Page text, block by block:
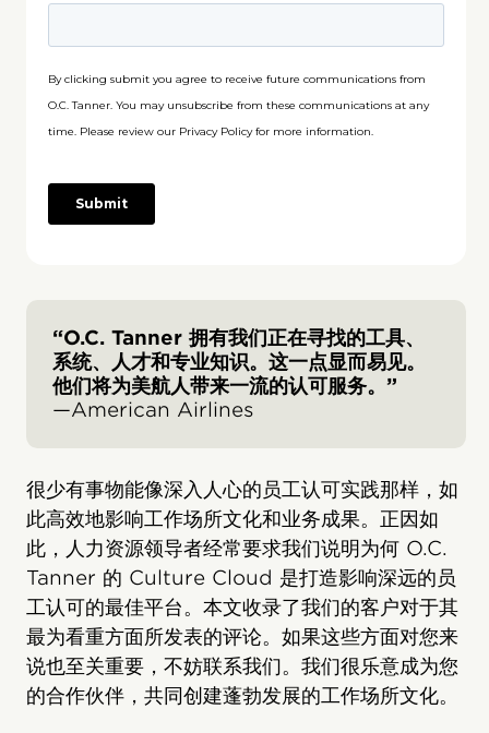
“O.C. Tanner 拥有我们正在寻找的工具、
系统、人才和专业知识。这一点显而易见。
他们将为美航人带来一流的认可服务。”
—American Airlines
很少有事物能像深入人心的员工认可实践那样，如
此高效地影响工作场所文化和业务成果。正因如
此，人力资源领导者经常要求我们说明为何 O.C.
Tanner 的 Culture Cloud 是打造影响深远的员
工认可的最佳平台。本文收录了我们的客户对于其
最为看重方面所发表的评论。如果这些方面对您来
说也至关重要，不妨联系我们。我们很乐意成为您
的合作伙伴，共同创建蓬勃发展的工作场所文化。